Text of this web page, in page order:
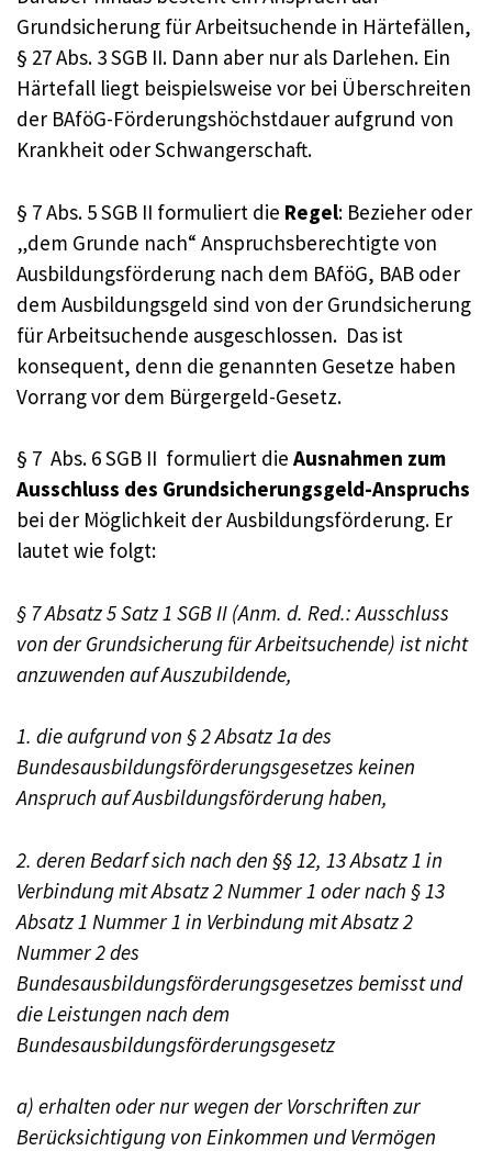
Grundsicherung für Arbeitsuchende in Härtefällen,
§ 27 Abs. 3 SGB II. Dann aber nur als Darlehen. Ein
Härtefall liegt beispielsweise vor bei Überschreiten
der BAföG-Förderungshöchstdauer aufgrund von
Krankheit oder Schwangerschaft.
§ 7 Abs. 5 SGB II formuliert die Regel: Bezieher oder
„dem Grunde nach“ Anspruchsberechtigte von
Ausbildungsförderung nach dem BAföG, BAB oder
dem Ausbildungsgeld sind von der Grundsicherung
für Arbeitsuchende ausgeschlossen. Das ist
konsequent, denn die genannten Gesetze haben
Vorrang vor dem Bürgergeld-Gesetz.
§ 7 Abs. 6 SGB II formuliert die Ausnahmen zum
Ausschluss des Grundsicherungsgeld-Anspruchs
bei der Möglichkeit der Ausbildungsförderung. Er
lautet wie folgt:
§ 7 Absatz 5 Satz 1 SGB II (Anm. d. Red.: Ausschluss
von der Grundsicherung für Arbeitsuchende) ist nicht
anzuwenden auf Auszubildende,
1. die aufgrund von § 2 Absatz 1a des
Bundesausbildungsförderungsgesetzes keinen
Anspruch auf Ausbildungsförderung haben,
2. deren Bedarf sich nach den §§ 12, 13 Absatz 1 in
Verbindung mit Absatz 2 Nummer 1 oder nach § 13
Absatz 1 Nummer 1 in Verbindung mit Absatz 2
Nummer 2 des
Bundesausbildungsförderungsgesetzes bemisst und
die Leistungen nach dem
Bundesausbildungsförderungsgesetz
a) erhalten oder nur wegen der Vorschriften zur
Berücksichtigung von Einkommen und Vermögen